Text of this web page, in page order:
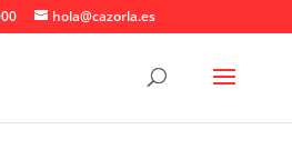
hola@cazorla.es